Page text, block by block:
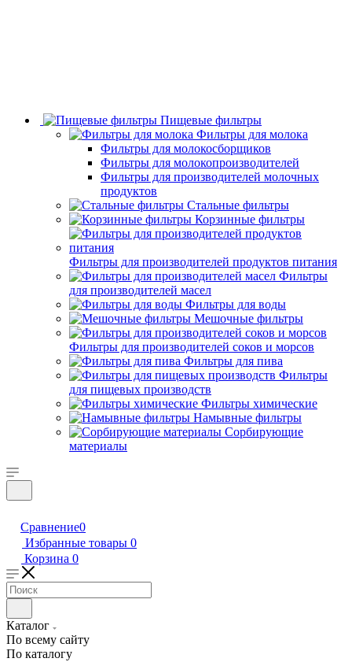
Пищевые фильтры
Фильтры для молока
Фильтры для молокосборщиков
Фильтры для молокопроизводителей
Фильтры для производителей молочных
продуктов
Стальные фильтры
Корзинные фильтры
Фильтры для производителей продуктов питания
Фильтры
для производителей масел
Фильтры для воды
Мешочные фильтры
Фильтры для производителей соков и морсов
Фильтры для пива
Фильтры
для пищевых производств
Фильтры химические
Намывные фильтры
Сорбирующие
материалы
Сравнение0
Избранные товары 0
Корзина 0
Каталог
По всему сайту
По каталогу